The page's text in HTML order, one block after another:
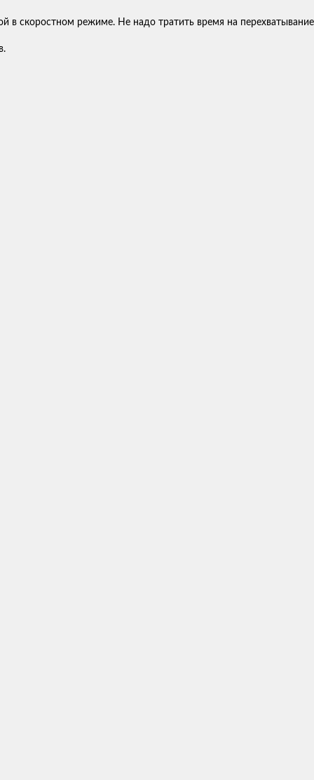
скоростном режиме. Не надо тратить время на перехватывание